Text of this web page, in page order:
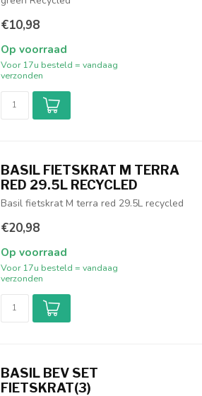
€10,98
Op voorraad
Voor 17u besteld = vandaag
verzonden
BASIL FIETSKRAT M TERRA
RED 29.5L RECYCLED
Basil fietskrat M terra red 29.5L recycled
€20,98
Op voorraad
Voor 17u besteld = vandaag
verzonden
BASIL BEV SET
FIETSKRAT(3)